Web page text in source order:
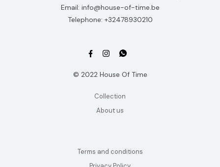
Email: info@house-of-time.be
Telephone: +32478930210
© 2022 House Of Time
Collection
About us
Terms and conditions